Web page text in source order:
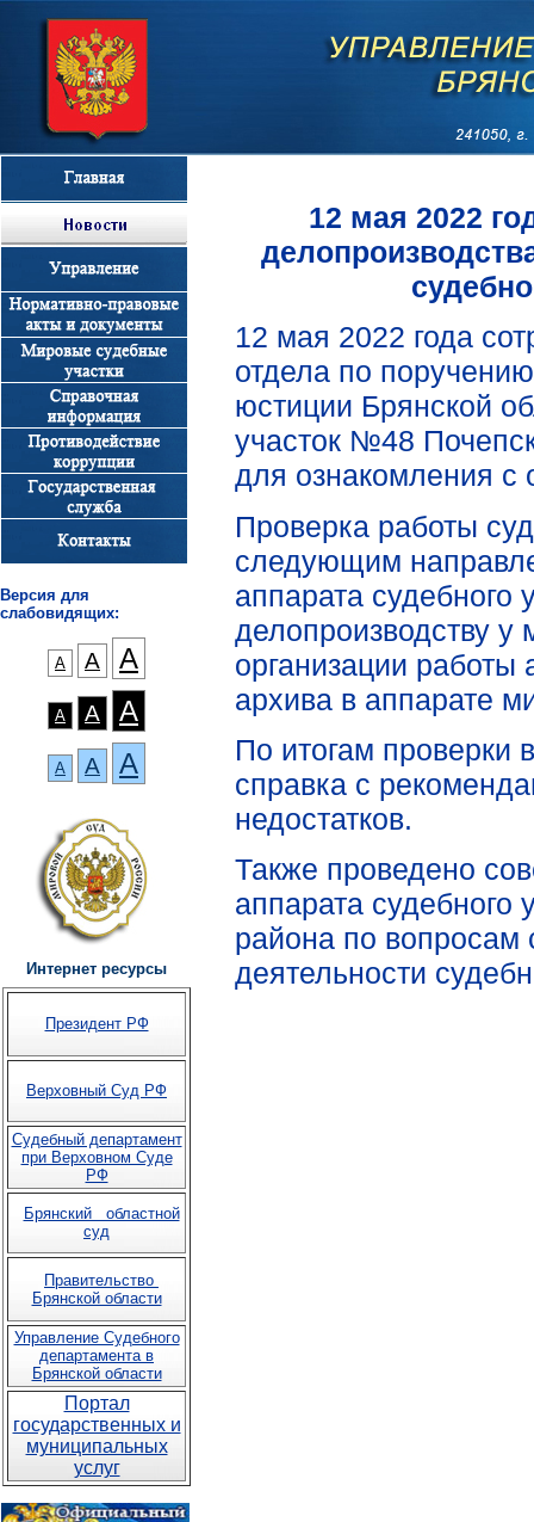
Версия для
слабовидящих:
А А А
А А А
А А А
Интернет ресурсы
Президент РФ
Верховный Суд РФ
Судебный департамент
при Верховном Суде
РФ
Брянский областной
суд
Правительство
Брянской области
Управление Судебного
департамента в
Брянской области
Портал
государственных и
муниципальных
услуг
12 мая 2022
12 мая 2022 года
отдела по
юстиции Брянской
участок №48
для ознакомления с
Проверка работы
следующим
аппарата судебного
делопроизводству у
организации
архива в аппарате
По итогам проверки
справка с
недостатков.
Также проведено
аппарата судебного
района по вопросам
деятельности